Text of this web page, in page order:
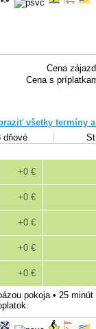
Cena
Cena s
všetky termíny
dňové
+0 €
+0 €
+0 €
+0 €
+0 €
pokoja • 25